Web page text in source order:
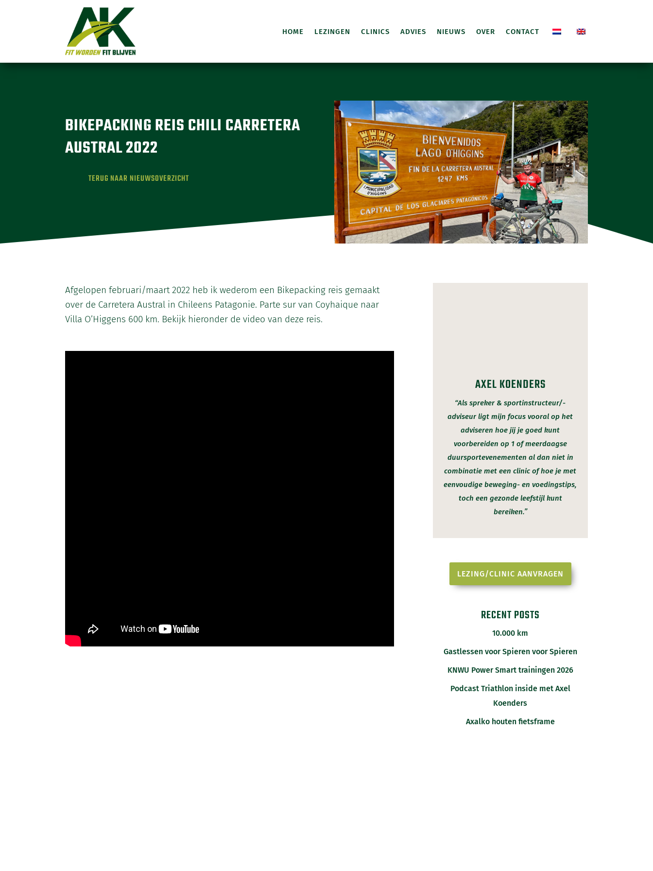
HOME LEZINGEN CLINICS ADVIES NIEUWS OVER CONTACT
BIKEPACKING REIS CHILI CARRETERA
AUSTRAL 2022
TERUG NAAR NIEUWSOVERZICHT
Afgelopen februari/maart 2022 heb ik wederom een Bikepacking reis gemaakt
over de Carretera Austral in Chileens Patagonie. Parte sur van Coyhaique naar
Villa O’Higgens 600 km. Bekijk hieronder de video van deze reis.
AXEL KOENDERS
“Als spreker & sportinstructeur/-
adviseur ligt mijn focus vooral op het
adviseren hoe jij je goed kunt
voorbereiden op 1 of meerdaagse
duursportevenementen al dan niet in
combinatie met een clinic of hoe je met
eenvoudige beweging- en voedingstips,
toch een gezonde leefstijl kunt
bereiken.”
LEZING/CLINIC AANVRAGEN
RECENT POSTS
10.000 km
Gastlessen voor Spieren voor Spieren
KNWU Power Smart trainingen 2026
Podcast Triathlon inside met Axel
Koenders
Axalko houten fietsframe